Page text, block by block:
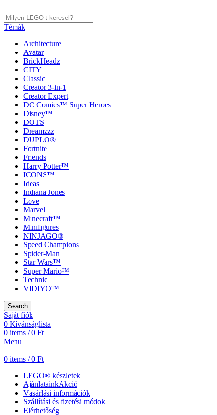
Témák
Architecture
Avatar
BrickHeadz
CITY
Classic
Creator 3-in-1
Creator Expert
DC Comics™ Super Heroes
Disney™
DOTS
Dreamzzz
DUPLO®
Fortnite
Friends
Harry Potter™
ICONS™
Ideas
Indiana Jones
Love
Marvel
Minecraft™
Minifigures
NINJAGO®
Speed Champions
Spider-Man
Star Wars™
Super Mario™
Technic
VIDIYO™
Search
Saját fiók
0 Kívánságlista
0 items / 0 Ft
Menu
0 items / 0 Ft
LEGO® készletek
AjánlatainkAkció
Vásárlási információk
Szállítási és fizetési módok
Elérhetőség